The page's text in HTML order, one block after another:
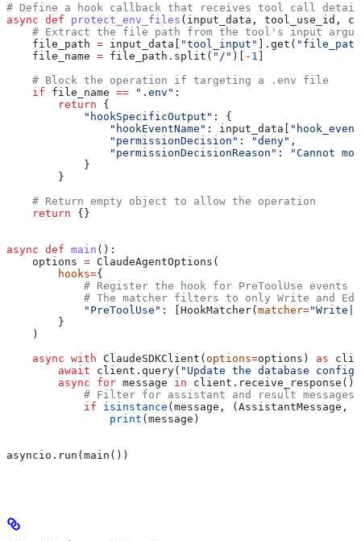
# Define a hook callback that receives tool call
async def protect_env_files ( input_data , tool_use_id ,
# Extract the file path from the tool's input
    file_path
= input_data[ "tool_input" ].get(
    file_name
= file_path.split( "/" )[ - 1
    # Block the operation if targeting a .env file
    if
file_name == ".env" :
        return
{
            "hookSpecificOutput"
: {
                "hookEventName"
: input_data[
                "permissionDecision"
: "deny" ,
                "permissionDecisionReason"
:
"Cannot
            }
        }
    # Return empty object to allow the operation
    return
{}
async def main ():
    options
= ClaudeAgentOptions(
        hooks
={
            # Register the hook for PreToolUse events
# The matcher filters to only Write and
            "PreToolUse"
: [HookMatcher( matcher=
        }
    )
    async
with ClaudeSDKClient( options=options) as
        await
client.query( "Update the database
        async
for message in client.receive_response():
            # Filter for assistant and result messages
            if
isinstance (message, (AssistantMessage,
                print
(message)
asyncio.run(main())